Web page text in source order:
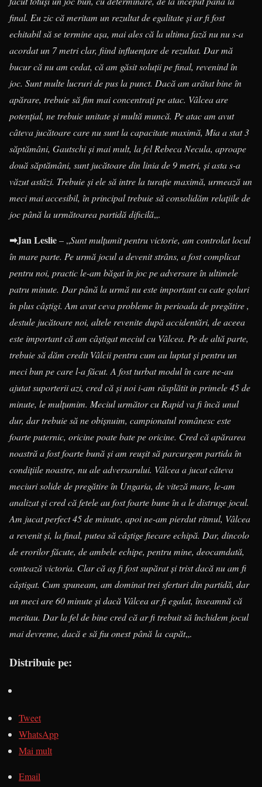
final. Eu zic că meritam un rezultat de egalitate și ar fi fost
echitabil să se termine așa, mai ales că la ultima fază nu nu s-a
acordat un 7 metri clar, fiind influențare de rezultat. Dar mă
bucur că nu am cedat, că am găsit soluții pe final, revenind în
joc. Sunt multe lucruri de pus la punct. Dacă am arătat bine în
apărare, trebuie să fim mai concentrați pe atac. Vâlcea are
potențial, ne trebuie unitate și multă muncă. Pe atac am avut
câteva jucătoare care nu sunt la capacitate maximă, Mia a stat 3
săptămâni, Gautschi și mai mult, la fel Rebeca Necula, aproape
două săptămâni, sunt jucătoare din linia de 9 metri, și asta s-a
văzut astăzi. Trebuie și ele să intre la turație maximă, urmează un
meci mai accesibil, în principal trebuie să consolidăm relațiile de
joc până la următoarea partidă dificilă„.
➡Jan Leslie– „Sunt mulțumit pentru victorie, am controlat locul
în mare parte. Pe urmă jocul a devenit strâns, a fost complicat
pentru noi, practic le-am băgat în joc pe adversare în ultimele
patru minute. Dar până la urmă nu este important cu cate goluri
în plus câștigi. Am avut ceva probleme în perioada de pregătire ,
destule jucătoare noi, altele revenite după accidentări, de aceea
este important că am câștigat meciul cu Vâlcea. Pe de altă parte,
trebuie să dăm credit Vâlcii pentru cum au luptat și pentru un
meci bun pe care l-a făcut. A fost turbat modul în care ne-au
ajutat suporterii azi, cred că și noi i-am răsplătit in primele 45 de
minute, le mulțumim. Meciul următor cu Rapid va fi încă unul
dur, dar trebuie să ne obișnuim, campionatul românesc este
foarte puternic, oricine poate bate pe oricine. Cred că apărarea
noastră a fost foarte bună și am reușit să parcurgem partida în
condițiile noastre, nu ale adversarului. Vâlcea a jucat câteva
meciuri solide de pregătire în Ungaria, de viteză mare, le-am
analizat și cred că fetele au fost foarte bune în a le distruge jocul.
Am jucat perfect 45 de minute, apoi ne-am pierdut ritmul, Vâlcea
a revenit și, la final, putea să câștige fiecare echipă. Dar, dincolo
de erorilor făcute, de ambele echipe, pentru mine, deocamdată,
contează victoria. Clar că aș fi fost supărat și trist dacă nu am fi
câștigat. Cum spuneam, am dominat trei sferturi din partidă, dar
un meci are 60 minute și dacă Vâlcea ar fi egalat, înseamnă că
meritau. Dar la fel de bine cred că ar fi trebuit să închidem jocul
mai devreme, dacă e să fiu onest până la capăt„.
Distribuie pe:
Tweet
WhatsApp
Mai mult
Email